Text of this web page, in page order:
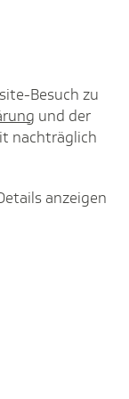
Besuch zu
und der
nachträglich
anzeigen